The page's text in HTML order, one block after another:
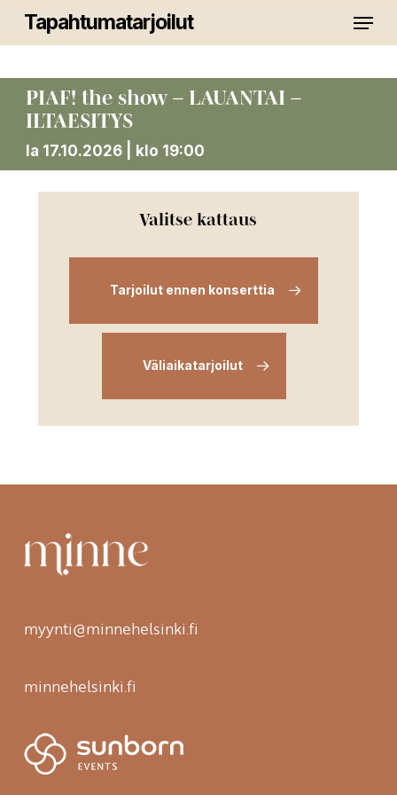
Skip
content
Tapahtumatarjoilut Menu
PIAF! the show – LAUANTAI –
ILTAESITYS
la 17.10.2026 | klo 19:00
Valitse kattaus
Tarjoilut ennen konserttia
Väliaikatarjoilut
myynti@minnehelsinki.fi
minnehelsinki.fi
Menu